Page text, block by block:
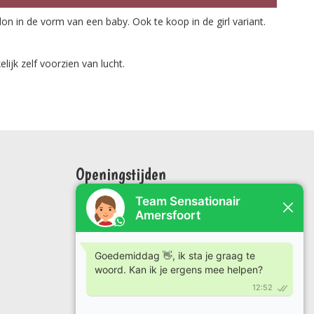
in de vorm van een baby. Ook te koop in de girl variant.
zelf voorzien van lucht.
Openingstijden
Maandag: 09:00 tot 17:00
Dinsdag: 09 00 tot 17:00
Woensdag: 09:00 tot 17:00
Donderdag: 09:00 tot 17:00